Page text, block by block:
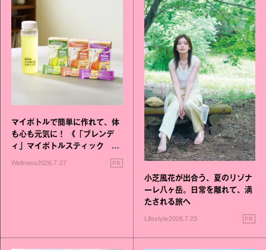
マイボトルで簡単に作れて、体
も心も元気に！ 《「ブレンデ
ィ」マイボトルスティック い
いこと毎日》シリーズが誕生
Wellness2026.7.27 PR
小芝風花が出合う、夏のリゾナ
ーレ八ヶ岳。日常を離れて、満
たされる旅へ
Lifestyle2026.7.23 PR